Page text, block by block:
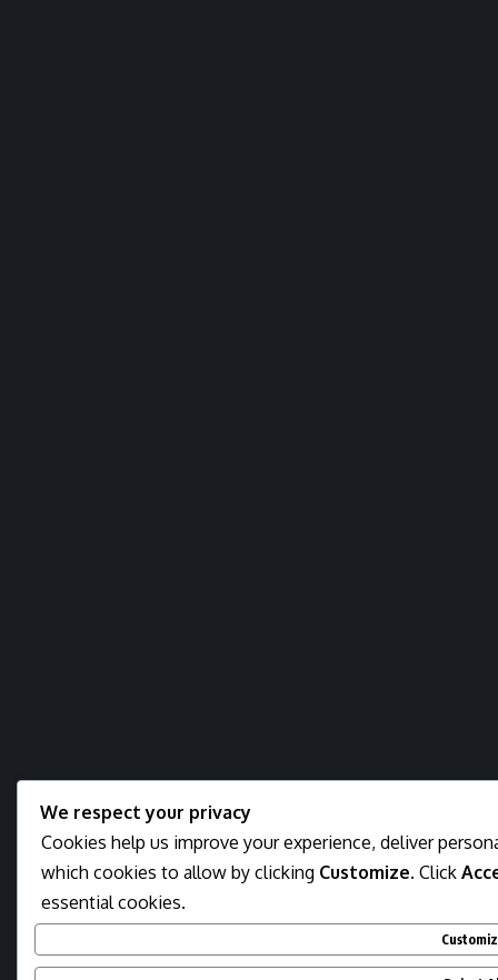
We respect your privacy
Cookies help us improve your experience, deliver
which cookies to allow by clicking Customize. Click
essential cookies.